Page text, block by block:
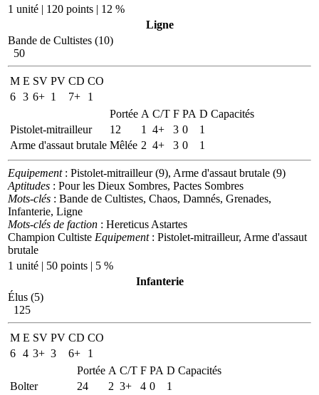
1 unité | 120 points | 12 %
Ligne
Bande de Cultistes (10)
50
M E SV PV CD CO
6 3 6+ 1 7+
1
Portée A C/T F PA D Capacités
Pistolet-mitrailleur
12 1 4+ 3 0
1
Arme d'assaut brutale Mêlée 2 4+ 3 0 1
Equipement: Pistolet-mitrailleur (9), Arme d'assaut brutale (9)
Aptitudes : Pour les Dieux Sombres, Pactes Sombres
Mots-clés : Bande de Cultistes, Chaos, Damnés, Grenades,
Infanterie, Ligne
Mots-clés de faction : Hereticus Astartes
Champion Cultiste Equipement: Pistolet-mitrailleur, Arme d'assaut
brutale
1 unité | 50 points | 5 %
Infanterie
Élus (5)
125
M E SV PV CD CO
6 4 3+ 3 6+
1
Portée A C/T F PA D Capacités
Bolter
24 2 3+ 4 0 1